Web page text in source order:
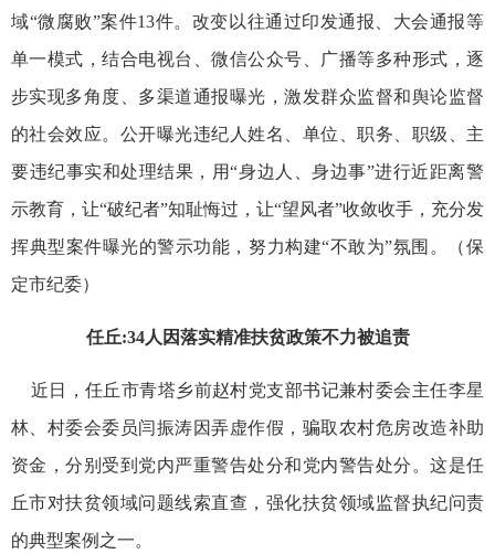
域“微腐败”案件13件。改变以往通过印发通报、大会通报等
单一模式，结合电视台、微信公众号、广播等多种形式，逐
步实现多角度、多渠道通报曝光，激发群众监督和舆论监督
的社会效应。公开曝光违纪人姓名、单位、职务、职级、主
要违纪事实和处理结果，用“身边人、身边事”进行近距离警
示教育，让“破纪者”知耻悔过，让“望风者”收敛收手，充分发
挥典型案件曝光的警示功能，努力构建“不敢为”氛围。（保
定市纪委）
任丘:34人因落实精准扶贫政策不力被追责
近日，任丘市青塔乡前赵村党支部书记兼村委会主任李星
林、村委会委员闫振涛因弄虚作假，骗取农村危房改造补助
资金，分别受到党内严重警告处分和党内警告处分。这是任
丘市对扶贫领域问题线索直查，强化扶贫领域监督执纪问责
的典型案例之一。